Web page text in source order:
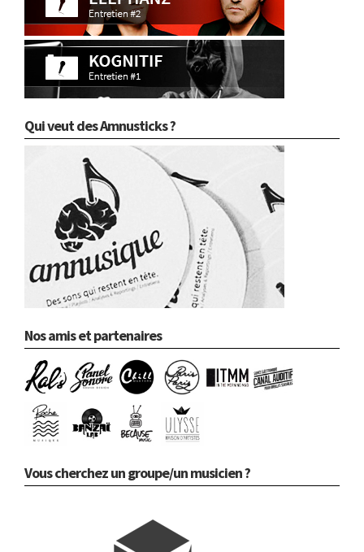
Qui veut des Amnusticks ?
Nos amis et partenaires
Vous cherchez un groupe/un musicien ?